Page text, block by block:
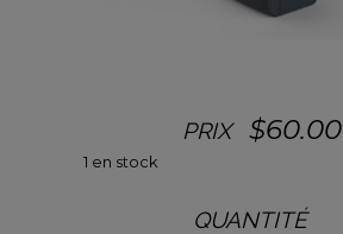
PRIX $60.00
1 en stock
QUANTITÉ